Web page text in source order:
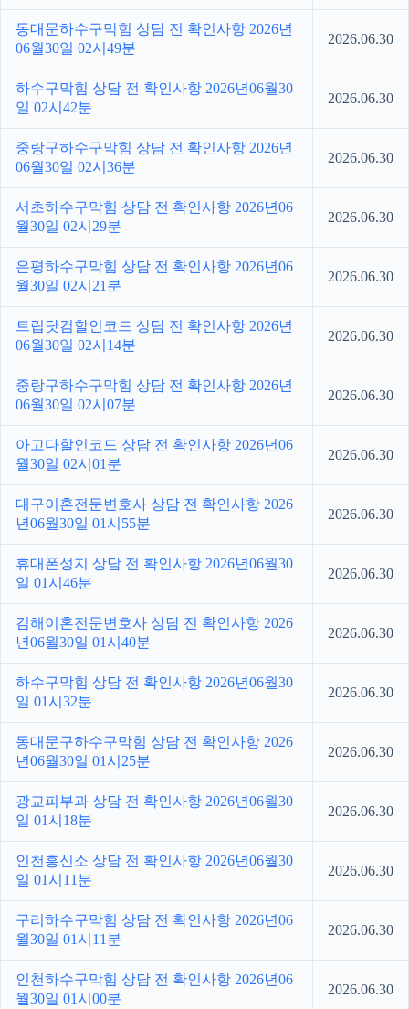
동대문하수구막힘 상담 전 확인사항 2026년
06월30일 02시49분
2026.06.30
하수구막힘 상담 전 확인사항 2026년06월30
일 02시42분
2026.06.30
중랑구하수구막힘 상담 전 확인사항 2026년
06월30일 02시36분
2026.06.30
서초하수구막힘 상담 전 확인사항 2026년06
월30일 02시29분
2026.06.30
은평하수구막힘 상담 전 확인사항 2026년06
월30일 02시21분
2026.06.30
트립닷컴할인코드 상담 전 확인사항 2026년
06월30일 02시14분
2026.06.30
중랑구하수구막힘 상담 전 확인사항 2026년
06월30일 02시07분
2026.06.30
아고다할인코드 상담 전 확인사항 2026년06
월30일 02시01분
2026.06.30
대구이혼전문변호사 상담 전 확인사항 2026
년06월30일 01시55분
2026.06.30
휴대폰성지 상담 전 확인사항 2026년06월30
일 01시46분
2026.06.30
김해이혼전문변호사 상담 전 확인사항 2026
년06월30일 01시40분
2026.06.30
하수구막힘 상담 전 확인사항 2026년06월30
일 01시32분
2026.06.30
동대문구하수구막힘 상담 전 확인사항 2026
년06월30일 01시25분
2026.06.30
광교피부과 상담 전 확인사항 2026년06월30
일 01시18분
2026.06.30
인천흥신소 상담 전 확인사항 2026년06월30
일 01시11분
2026.06.30
구리하수구막힘 상담 전 확인사항 2026년06
월30일 01시11분
2026.06.30
인천하수구막힘 상담 전 확인사항 2026년06
월30일 01시00분
2026.06.30